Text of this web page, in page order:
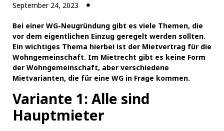
September 24, 2023
Bei einer WG-Neugründung gibt es viele Themen, die
vor dem eigentlichen Einzug geregelt werden sollten.
Ein wichtiges Thema hierbei ist der Mietvertrag für die
Wohngemeinschaft. Im Mietrecht gibt es keine Form
der Wohngemeinschaft, aber verschiedene
Mietvarianten, die für eine WG in Frage kommen.
Variante 1: Alle sind
Hauptmieter